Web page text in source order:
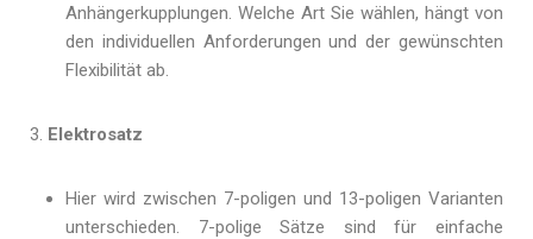
Anhängerkupplungen. Welche Art Sie wählen, hängt von
den individuellen Anforderungen und der gewünschten
Flexibilität ab.
Elektrosatz
Hier wird zwischen 7-poligen und 13-poligen Varianten
unterschieden. 7-polige Sätze sind für einfache